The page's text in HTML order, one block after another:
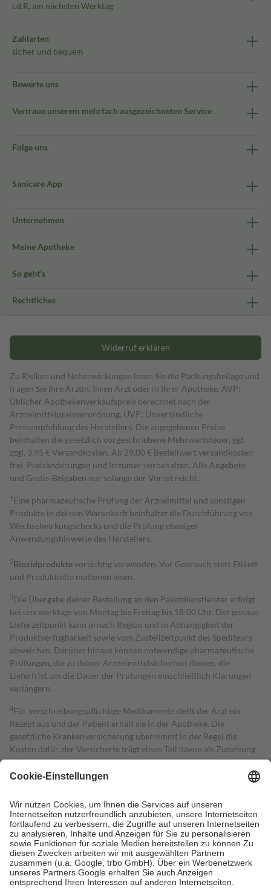
i.d.R. am nächsten Werktag
Zahlarten
sicher und bequem
Bewerte uns
Vertraue unserem mehrfach ausgezeichneten Service
Folge uns
Sanicare App
Unternehmen
Meine Apotheke
So geht's
Rechtliches
Widerruf erklären
Zu Risiken und Nebenwirkungen lesen Sie die Packungsbeilage und
fragen Sie Ihre Ärztin, Ihren Arzt oder in Ihrer Apotheke. AVP:
Üblicher Apothekenverkaufspreis berechnet nach der
Arzneimittelpreisverordnung. UVP: Unverbindliche
Preisempfehlung des Herstellers. Die angegebenen Preise
beinhalten die gesetzlich vorgeschriebene Mehrwertsteuer, ggf.
zzgl. 3,95 € Versandkosten. Ab 29,00 € Bestell­wert versand­kosten­
frei. Preisänderungen und Irrtümer vorbehalten. Alle Angebote
und Gratis-Beigaben nur solange der Vorrat reicht.
1 Eine pharmazeutische Prüfung der Arzneimittel und sonstigen
Produkte in deinem Warenkorb beinhaltet die Durchführung von
Wechselwirkungschecks und die Prüfung etwaiger
Anwendungshinweise des Herstellers.
2Biozidproduktevorsichtig verwenden. Vor Gebrauch stets Etikett
und Produktinformationen lesen.
3Die Übergabe deiner Bestellung an den Paketdienstleister erfolgt
bei uns werktags von Montag bis Freitag bis 18:00 Uhr. Der genaue
Lieferzeitpunkt kann je nach Region und in Abhängigkeit der
Produktverfügbarkeit sowie vom Zustellzeitpunkt des Spediteurs
abweichen. Darüber hinaus können notwendige pharmazeutische
Prüfungen, die zu deiner Arzneimittelsicherheit dienen, die
Lieferfrist um die Dauer der Prüfungen einschließlich Klärungen
verlängern.
4Für verschreibungspflichtige Medikamente stellt der Arzt ein
Rezept aus und der Patient erhält sie in der Apotheke. Die
gesetzliche Krankenversicherung übernimmt in der Regel die
Kosten dafür, der Versicherte trägt einen Teil davon als Zuzahlung
mit.
Grundsätzlich leisten Mitglieder Zuzahlungen in Höhe von zehn
höchstens zehn Euro.
Es sind jedoch nie mehr als die tatsächlichen
Kosten der Leistung zu entrichten.
Diese Regeln gelten grundsätzlich auch für Online-Apotheken.
Bei Heilmitteln und häuslicher Krankenpflege beträgt die
Zuzahlung zehn Prozent der Kosten sowie zehn Euro je
Verordnung.
Um das Engagement der Versicherten für ihre eigene Gesundheit zu
stärken und die besondere Stellung der Familie zu unterstützen,